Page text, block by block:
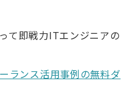
て即戦力ITエンジニアの
ランス活用事例の無料ダ